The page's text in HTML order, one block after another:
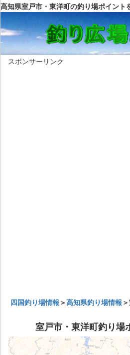
高知県室戸市・東洋町の釣り場ポイント
スポンサーリンク
四国釣り場情報 ＞高知県釣り場情報
室戸市・東洋町釣り場